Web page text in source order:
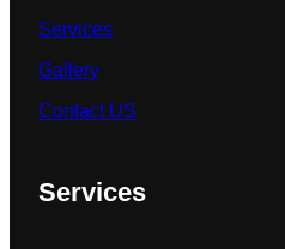
Services
Gallery
Contact US
Services